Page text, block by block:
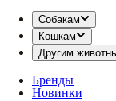
Собакам
Кошкам
Другим
Бренды
Новинки